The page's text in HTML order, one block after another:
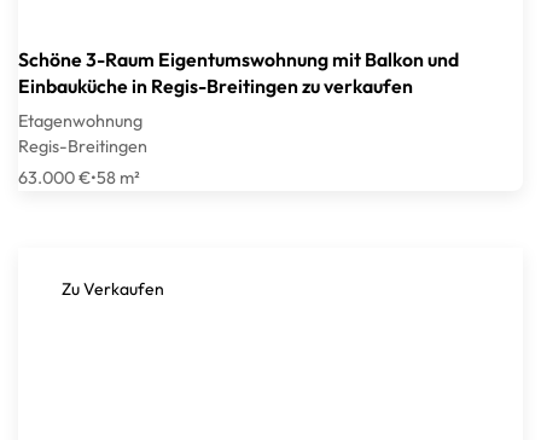
Schöne 3-Raum Eigentumswohnung mit Balkon und
Einbauküche in Regis-Breitingen zu verkaufen
Etagenwohnung
Regis-Breitingen
63.000 €•58 m²
Zu Verkaufen